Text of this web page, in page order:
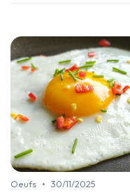
Oeufs • 30/11/2025